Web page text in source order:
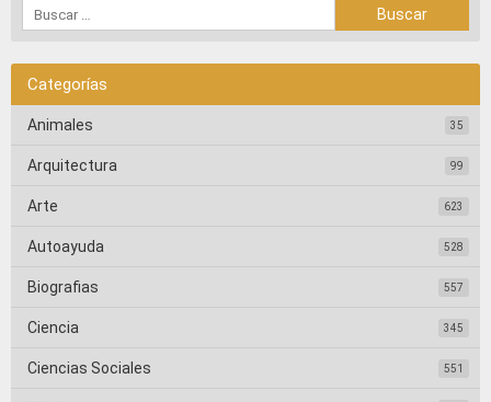
Categorías
Animales 35
Arquitectura 99
Arte 623
Autoayuda 528
Biografias 557
Ciencia 345
Ciencias Sociales 551